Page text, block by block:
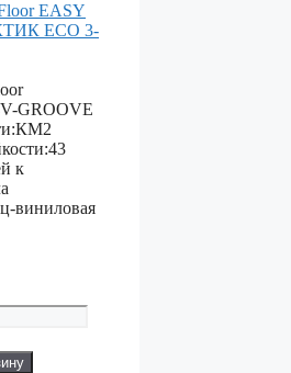
EASY
ЕСО 3-
GROOVE
КМ2
43
к
виниловая